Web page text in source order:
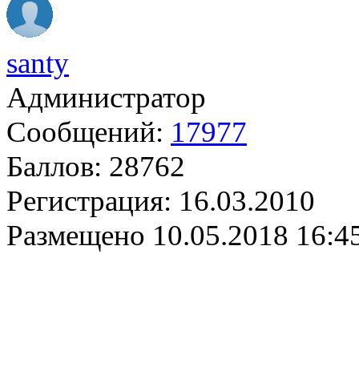
santy
Администратор
Сообщений: 17977
Баллов: 28762
Регистрация: 16.03.2010
Размещено 10.05.2018